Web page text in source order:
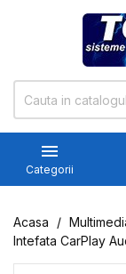

Categorii
Acasa
Intefata CarPlay